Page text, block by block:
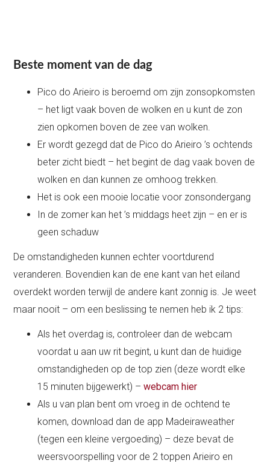
Beste moment van de dag
Pico do Arieiro is beroemd om zijn zonsopkomsten
– het ligt vaak boven de wolken en u kunt de zon
zien opkomen boven de zee van wolken.
Er wordt gezegd dat de Pico do Arieiro ’s ochtends
beter zicht biedt – het begint de dag vaak boven de
wolken en dan kunnen ze omhoog trekken.
Het is ook een mooie locatie voor zonsondergang
In de zomer kan het ’s middags heet zijn – en er is
geen schaduw
De omstandigheden kunnen echter voortdurend
veranderen. Bovendien kan de ene kant van het eiland
overdekt worden terwijl de andere kant zonnig is. Je weet
maar nooit – om een beslissing te nemen heb ik 2 tips:
Als het overdag is, controleer dan de webcam
voordat u aan uw rit begint, u kunt dan de huidige
omstandigheden op de top zien (deze wordt elke
15 minuten bijgewerkt) –webcam hier
Als u van plan bent om vroeg in de ochtend te
komen, download dan de app Madeiraweather
(tegen een kleine vergoeding) – deze bevat de
weersvoorspelling voor de 2 toppen Arieiro en